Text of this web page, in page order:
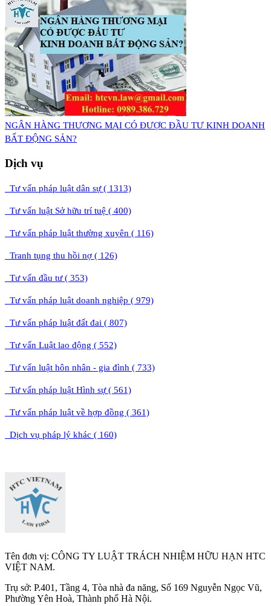
NGÂN HÀNG THƯƠNG MẠI CÓ ĐƯỢC ĐẦU TƯ KINH DOANH
BẤT ĐỘNG SẢN?
Dịch vụ
Tư vấn pháp luật dân sự ( 1313)
Tư vấn luật Sở hữu trí tuệ ( 400)
Tư vấn pháp luật thường xuyên ( 116)
Tranh tụng thu hồi nợ ( 126)
Tư vấn đầu tư ( 353)
Tư vấn pháp luật doanh nghiệp ( 979)
Tư vấn pháp luật đất đai ( 807)
Tư vấn Luật lao động ( 552)
Tư vấn luật hôn nhân - gia đình ( 733)
Tư vấn pháp luật Hình sự ( 561)
Tư vấn pháp luật về hợp đồng ( 361)
Dịch vụ pháp lý khác ( 160)
Tên đơn vị: CÔNG TY LUẬT TRÁCH NHIỆM HỮU HẠN HTC
VIỆT NAM.
Trụ sở: P.401, Tầng 4, Tòa nhà đa năng, Số 169 Nguyễn Ngọc Vũ,
Phường Yên Hoà, Thành phố Hà Nội.